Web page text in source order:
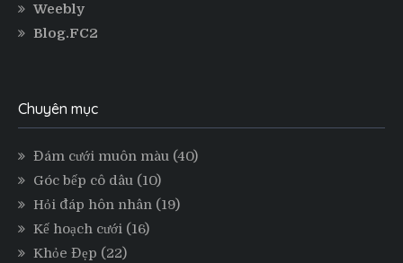
Weebly
Blog.FC2
Chuyên mục
Đám cưới muôn màu (40)
Góc bếp cô dâu (10)
Hỏi đáp hôn nhân (19)
Kế hoạch cưới (16)
Khỏe Đẹp (22)